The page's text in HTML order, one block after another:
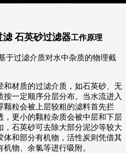
石英砂过滤器工作原理
过滤介质对水中杂质的物理截
和材质的过滤介质，如石英砂、无
一定顺序分层分布。当水流进入
颗粒会被上层较粗的滤料首先拦
，更小的颗粒杂质会被中层和下层
，石英砂可去除大部分泥沙等较大
体和部分有机物，活性炭则凭借其
物、余氯等进行吸附。